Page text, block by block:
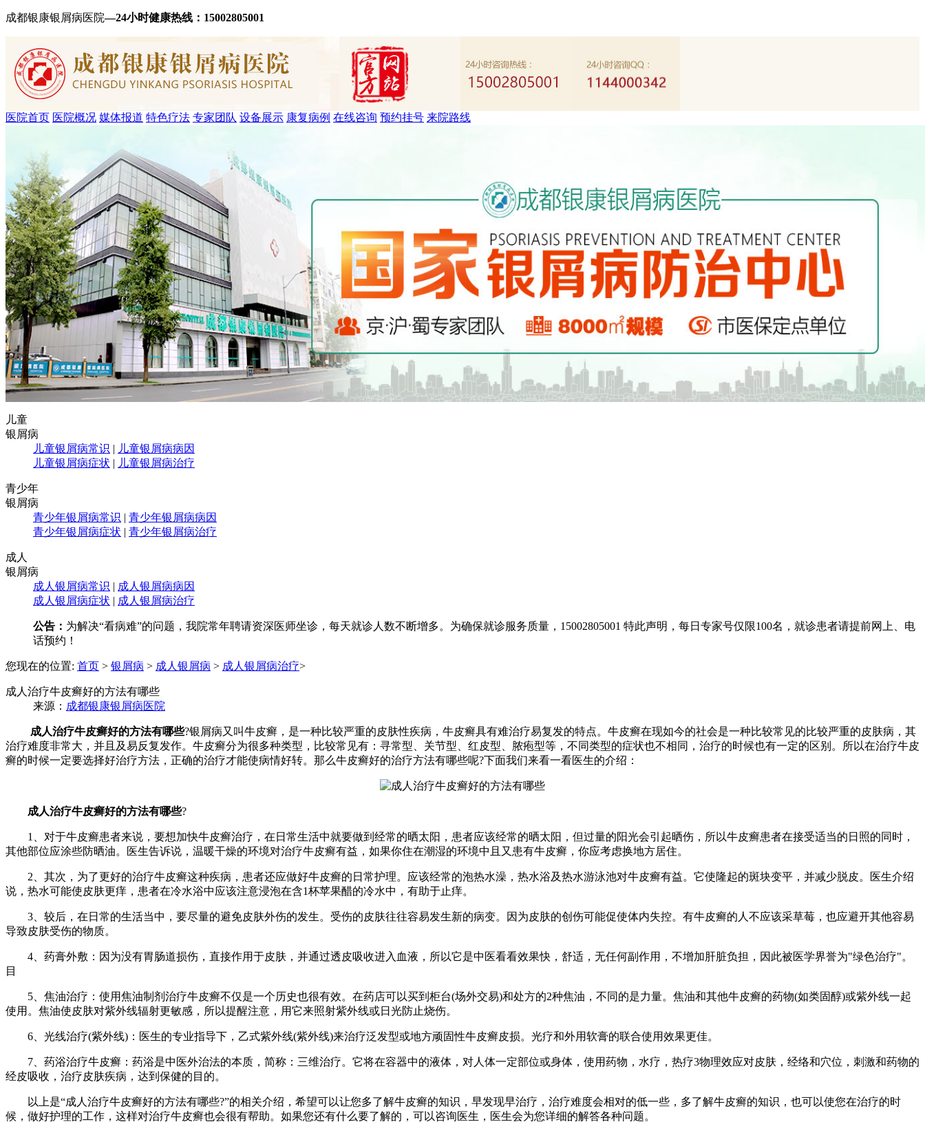
成都银康银屑病医院—24小时健康热线： 15002805001
医院首页 医院概况 媒体报道 特色疗法 专家团队 设备展示 康复病例 在线咨询 预约挂号 来院路线
儿童
银屑病
儿童银屑病常识 | 儿童银屑病病因
儿童银屑病症状 | 儿童银屑病治疗
青少年
银屑病
青少年银屑病常识 | 青少年银屑病病因
青少年银屑病症状 | 青少年银屑病治疗
成人
银屑病
成人银屑病常识 | 成人银屑病病因
成人银屑病症状 | 成人银屑病治疗
公告： 为解决“看病难”的问题，我院常年聘请资深医师坐诊，每天就诊人数不断增多。为确保就诊服务质量，15002805001 特此声明，每日专家号仅限100名，就诊患者请提前网上、电
话预约！
您现在的位置: 首页 > 银屑病 > 成人银屑病 > 成人银屑病治疗>
成人治疗牛皮癣好的方法有哪些
来源： 成都银康银屑病医院
成人治疗牛皮癣好的方法有哪些?银屑病又叫牛皮癣，是一种比较严重的皮肤性疾病，牛皮癣具有难治疗易复发的特点。牛皮癣在现如今的社会是一种比较常见的比较严重的皮肤病，其
治疗难度非常大，并且及易反复发作。牛皮癣分为很多种类型，比较常见有：寻常型、关节型、红皮型、脓疱型等，不同类型的症状也不相同，治疗的时候也有一定的区别。所以在治疗牛皮
癣的时候一定要选择好治疗方法，正确的治疗才能使病情好转。那么牛皮癣好的治疗方法有哪些呢?下面我们来看一看医生的介绍：
成人治疗牛皮癣好的方法有哪些?
1、对于牛皮癣患者来说，要想加快牛皮癣治疗，在日常生活中就要做到经常的晒太阳，患者应该经常的晒太阳，但过量的阳光会引起晒伤，所以牛皮癣患者在接受适当的日照的同时，
其他部位应涂些防晒油。医生告诉说，温暖干燥的环境对治疗牛皮癣有益，如果你住在潮湿的环境中且又患有牛皮癣，你应考虑换地方居住。
2、其次，为了更好的治疗牛皮癣这种疾病，患者还应做好牛皮癣的日常护理。应该经常的泡热水澡，热水浴及热水游泳池对牛皮癣有益。它使隆起的斑块变平，并减少脱皮。医生介绍
说，热水可能使皮肤更痒，患者在冷水浴中应该注意浸泡在含1杯苹果醋的冷水中，有助于止痒。
3、较后，在日常的生活当中，要尽量的避免皮肤外伤的发生。受伤的皮肤往往容易发生新的病变。因为皮肤的创伤可能促使体内失控。有牛皮癣的人不应该采草莓，也应避开其他容易
导致皮肤受伤的物质。
4、药膏外敷：因为没有胃肠道损伤，直接作用于皮肤，并通过透皮吸收进入血液，所以它是中医看看效果快，舒适，无任何副作用，不增加肝脏负担，因此被医学界誉为"绿色治疗"。
目
5、焦油治疗：使用焦油制剂治疗牛皮癣不仅是一个历史也很有效。在药店可以买到柜台(场外交易)和处方的2种焦油，不同的是力量。焦油和其他牛皮癣的药物(如类固醇)或紫外线一起
使用。焦油使皮肤对紫外线辐射更敏感，所以提醒注意，用它来照射紫外线或日光防止烧伤。
6、光线治疗(紫外线)：医生的专业指导下，乙式紫外线(紫外线)来治疗泛发型或地方顽固性牛皮癣皮损。光疗和外用软膏的联合使用效果更佳。
7、药浴治疗牛皮癣：药浴是中医外治法的本质，简称：三维治疗。它将在容器中的液体，对人体一定部位或身体，使用药物，水疗，热疗3物理效应对皮肤，经络和穴位，刺激和药物的
经皮吸收，治疗皮肤疾病，达到保健的目的。
以上是“成人治疗牛皮癣好的方法有哪些?”的相关介绍，希望可以让您多了解牛皮癣的知识，早发现早治疗，治疗难度会相对的低一些，多了解牛皮癣的知识，也可以使您在治疗的时
候，做好护理的工作，这样对治疗牛皮癣也会很有帮助。如果您还有什么要了解的，可以咨询医生，医生会为您详细的解答各种问题。